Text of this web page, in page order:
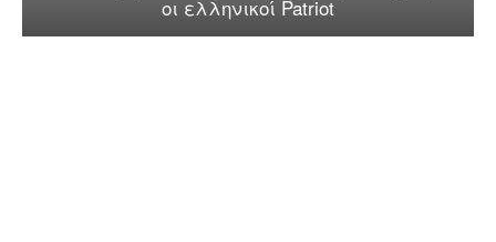
οι ελληνικοί Patriot